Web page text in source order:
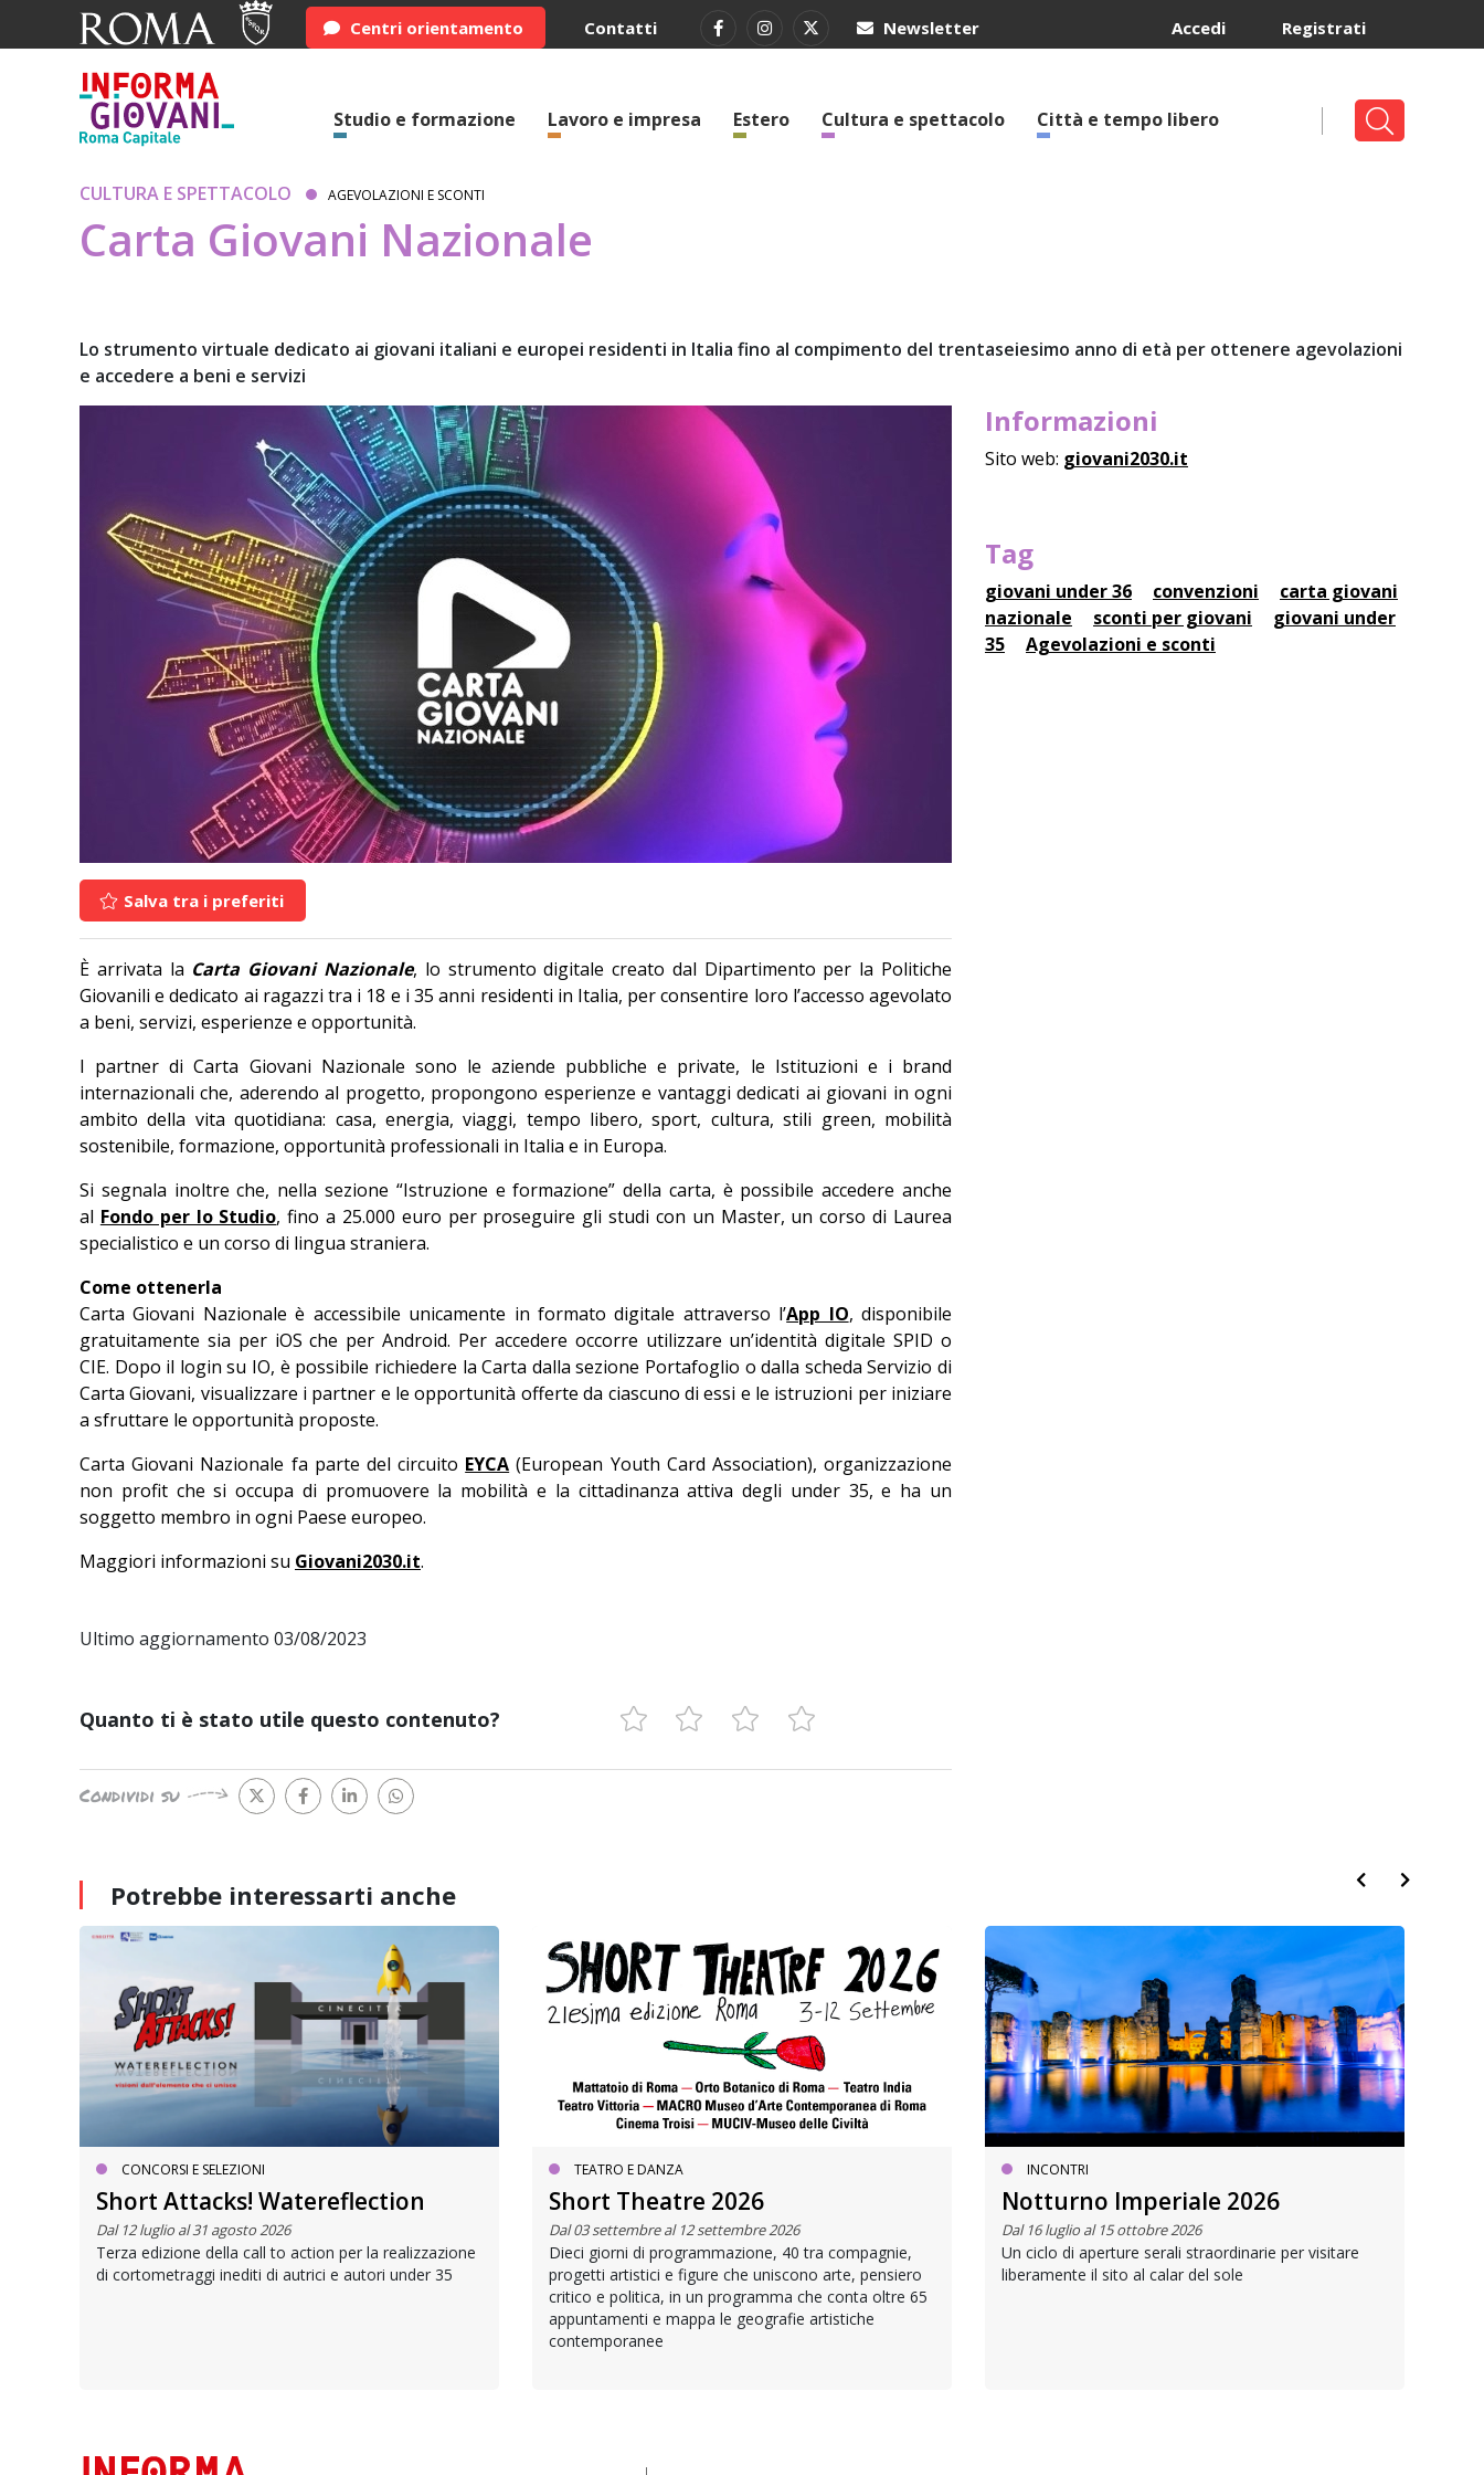
Centri orientamento Contatti Newsletter Registrati
Accedi
Studio e formazione Lavoro e impresa Estero Cultura e spettacolo Città e tempo libero
CULTURA E SPETTACOLO AGEVOLAZIONI E SCONTI
Carta Giovani Nazionale
Lo strumento virtuale dedicato ai giovani italiani e europei residenti in Italia fino al compimento del trentaseiesimo anno di età per ottenere agevolazioni
e accedere a beni e servizi
Salva tra i preferiti
È arrivata la Carta Giovani Nazionale, lo strumento digitale creato dal Dipartimento per la Politiche
Giovanili e dedicato ai ragazzi tra i 18 e i 35 anni residenti in Italia, per consentire loro l’accesso agevolato
a beni, servizi, esperienze e opportunità.
I partner di Carta Giovani Nazionale sono le aziende pubbliche e private, le Istituzioni e i brand
internazionali che, aderendo al progetto, propongono esperienze e vantaggi dedicati ai giovani in ogni
ambito della vita quotidiana: casa, energia, viaggi, tempo libero, sport, cultura, stili green, mobilità
sostenibile, formazione, opportunità professionali in Italia e in Europa.
Si segnala inoltre che, nella sezione “Istruzione e formazione” della carta, è possibile accedere anche
al Fondo per lo Studio, fino a 25.000 euro per proseguire gli studi con un Master, un corso di Laurea
specialistico e un corso di lingua straniera.
Come ottenerla
Carta Giovani Nazionale è accessibile unicamente in formato digitale attraverso l’App IO, disponibile
gratuitamente sia per iOS che per Android. Per accedere occorre utilizzare un’identità digitale SPID o
CIE. Dopo il login su IO, è possibile richiedere la Carta dalla sezione Portafoglio o dalla scheda Servizio di
Carta Giovani, visualizzare i partner e le opportunità offerte da ciascuno di essi e le istruzioni per iniziare
a sfruttare le opportunità proposte.
Carta Giovani Nazionale fa parte del circuito EYCA (European Youth Card Association), organizzazione
non profit che si occupa di promuovere la mobilità e la cittadinanza attiva degli under 35, e ha un
soggetto membro in ogni Paese europeo.
Maggiori informazioni su Giovani2030.it.
Ultimo aggiornamento 03/08/2023
Quanto ti è stato utile questo contenuto?
Condividi su
Informazioni
Sito web: giovani2030.it
Tag
giovani under 36 convenzioni
carta giovani
nazionale
sconti per giovani
giovani under
35
Agevolazioni e sconti
Potrebbe interessarti anche
CONCORSI E SELEZIONI
Short Attacks! Watereflection
Dal 12 luglio al 31 agosto 2026
Terza edizione della call to action per la realizzazione
di cortometraggi inediti di autrici e autori under 35
TEATRO E DANZA
Short Theatre 2026
Dal 03 settembre al 12 settembre 2026
Dieci giorni di programmazione, 40 tra compagnie,
progetti artistici e figure che uniscono arte, pensiero
critico e politica, in un programma che conta oltre 65
appuntamenti e mappa le geografie artistiche
contemporanee
INCONTRI
Notturno Imperiale 2026
Dal 16 luglio al 15 ottobre 2026
Un ciclo di aperture serali straordinarie per visitare
liberamente il sito al calar del sole